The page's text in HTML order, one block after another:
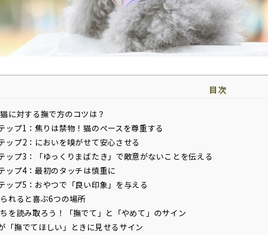
目次
に対する撫で方のコツは？
ップ1：焦りは禁物！猫のペースを尊重する
ップ2：においを嗅がせて安心させる
ップ3：「ゆっくりまばたき」で敵意がないことを伝える
ップ4：最初のタッチは慎重に
ップ5：おやつで「良い印象」を与える
れると喜ぶ6つの場所
を読み取ろう！「撫でて」と「やめて」のサイン
「撫でてほしい」ときに見せるサイン